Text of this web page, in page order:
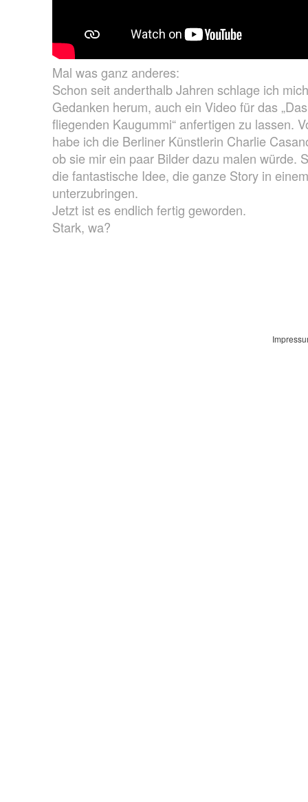
Mal was ganz anderes:
Schon seit anderthalb Jahren schlage ich
Gedanken herum, auch ein Video für das
fliegenden Kaugummi“ anfertigen zu lassen.
habe ich die Berliner Künstlerin Charlie
ob sie mir ein paar Bilder dazu malen würde.
die fantastische Idee, die ganze Story in
unterzubringen.
Jetzt ist es endlich fertig geworden.
Stark, wa?